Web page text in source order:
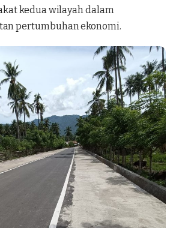
kedua wilayah dalam
pertumbuhan ekonomi.